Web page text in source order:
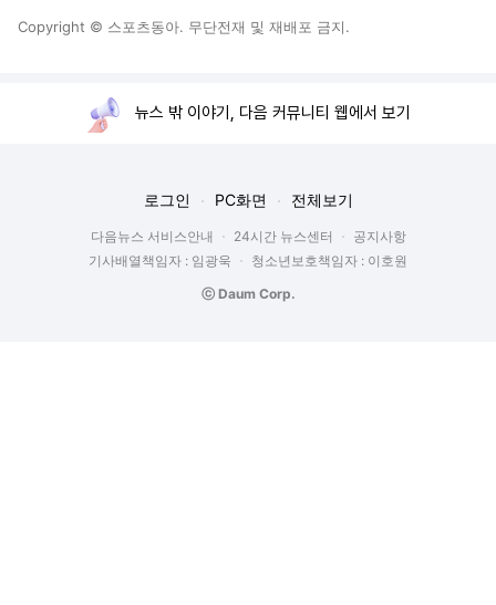
Copyright © 스포츠동아. 무단전재 및 재배포 금지.
뉴스 밖 이야기, 다음 커뮤니티 웹에서 보기
로그인 PC화면 전체보기
다음뉴스 서비스안내 24시간 뉴스센터
공지사항
기사배열책임자 : 임광욱
청소년보호책임자 : 이호원
ⓒ Daum Corp.